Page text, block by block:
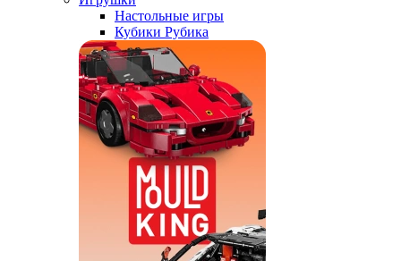
Настольные игры
Кубики Рубика